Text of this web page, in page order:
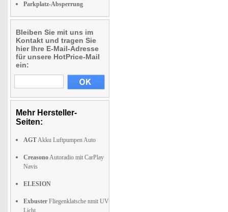
Parkplatz-Absperrung
Bleiben Sie mit uns im
Kontakt und tragen Sie
hier Ihre E-Mail-Adresse
für unsere HotPrice-Mail
ein:
Mehr Hersteller-
Seiten:
AGTAkku Luftpumpen Auto
CreasonoAutoradio mit CarPlay
Navis
ELESION
Exbuster Fliegenklatsche nmit UV
Licht